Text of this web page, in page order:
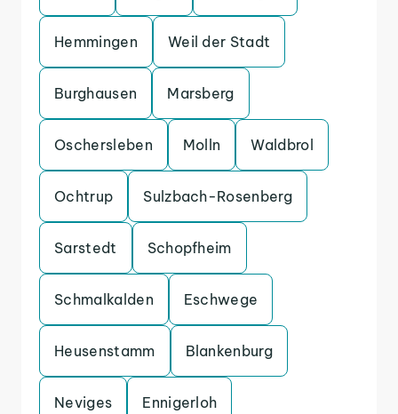
Hemmingen Weil der Stadt
Burghausen Marsberg
Oschersleben Molln Waldbrol
Ochtrup Sulzbach-Rosenberg
Sarstedt Schopfheim
Schmalkalden Eschwege
Heusenstamm Blankenburg
Neviges Ennigerloh